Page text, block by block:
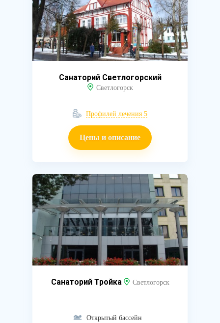
Санаторий Светлогорский
Светлогорск
Профилей лечения 5
Цены и описание
Санаторий Тройка Светлогорск
Открытый бассейн